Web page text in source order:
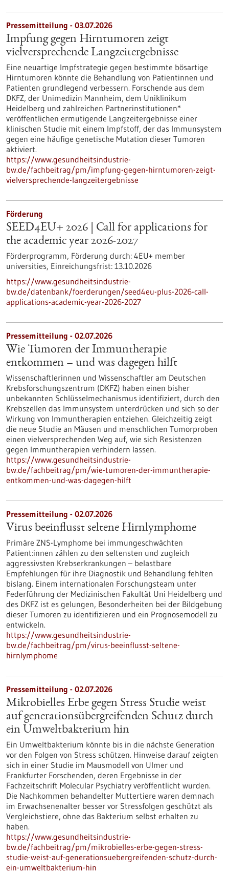
Pressemitteilung - 03.07.2026
Impfung gegen Hirntumoren zeigt
vielversprechende Langzeitergebnisse
Eine neuartige Impfstrategie gegen bestimmte bösartige
Hirntumoren könnte die Behandlung von Patientinnen und
Patienten grundlegend verbessern. Forschende aus dem
DKFZ, der Unimedizin Mannheim, dem Uniklinikum
Heidelberg und zahlreichen Partnerinstitutionen*
veröffentlichen ermutigende Langzeitergebnisse einer
klinischen Studie mit einem Impfstoff, der das Immunsystem
gegen eine häufige genetische Mutation dieser Tumoren
aktiviert.
https://www.gesundheitsindustrie-
bw.de/fachbeitrag/pm/impfung-gegen-hirntumoren-zeigt-
vielversprechende-langzeitergebnisse
Förderung
SEED4EU+ 2026 | Call for applications for
the academic year 2026-2027
Förderprogramm, Förderung durch: 4EU+ member
universities, Einreichungsfrist: 13.10.2026
https://www.gesundheitsindustrie-
bw.de/datenbank/foerderungen/seed4eu-plus-2026-call-
applications-academic-year-2026-2027
Pressemitteilung - 02.07.2026
Wie Tumoren der Immuntherapie
entkommen – und was dagegen hilft
Wissenschaftlerinnen und Wissenschaftler am Deutschen
Krebsforschungszentrum (DKFZ) haben einen bisher
unbekannten Schlüsselmechanismus identifiziert, durch den
Krebszellen das Immunsystem unterdrücken und sich so der
Wirkung von Immuntherapien entziehen. Gleichzeitig zeigt
die neue Studie an Mäusen und menschlichen Tumorproben
einen vielversprechenden Weg auf, wie sich Resistenzen
gegen Immuntherapien verhindern lassen.
https://www.gesundheitsindustrie-
bw.de/fachbeitrag/pm/wie-tumoren-der-immuntherapie-
entkommen-und-was-dagegen-hilft
Pressemitteilung - 02.07.2026
Virus beeinflusst seltene Hirnlymphome
Primäre ZNS-Lymphome bei immungeschwächten
Patient:innen zählen zu den seltensten und zugleich
aggressivsten Krebserkrankungen – belastbare
Empfehlungen für ihre Diagnostik und Behandlung fehlten
bislang. Einem internationalen Forschungsteam unter
Federführung der Medizinischen Fakultät Uni Heidelberg und
des DKFZ ist es gelungen, Besonderheiten bei der Bildgebung
dieser Tumoren zu identifizieren und ein Prognosemodell zu
entwickeln.
https://www.gesundheitsindustrie-
bw.de/fachbeitrag/pm/virus-beeinflusst-seltene-
hirnlymphome
Pressemitteilung - 02.07.2026
Mikrobielles Erbe gegen Stress Studie weist
auf generationsübergreifenden Schutz durch
ein Umweltbakterium hin
Ein Umweltbakterium könnte bis in die nächste Generation
vor den Folgen von Stress schützen. Hinweise darauf zeigten
sich in einer Studie im Mausmodell von Ulmer und
Frankfurter Forschenden, deren Ergebnisse in der
Fachzeitschrift Molecular Psychiatry veröffentlicht wurden.
Die Nachkommen behandelter Muttertiere waren demnach
im Erwachsenenalter besser vor Stressfolgen geschützt als
Vergleichstiere, ohne das Bakterium selbst erhalten zu
haben.
https://www.gesundheitsindustrie-
bw.de/fachbeitrag/pm/mikrobielles-erbe-gegen-stress-
studie-weist-auf-generationsuebergreifenden-schutz-durch-
ein-umweltbakterium-hin